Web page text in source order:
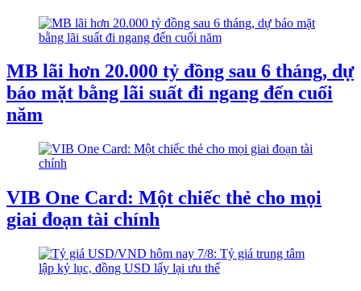
MB lãi hơn 20.000 tỷ đồng sau 6 tháng, dự
báo mặt bằng lãi suất đi ngang đến cuối
năm
VIB One Card: Một chiếc thẻ cho mọi
giai đoạn tài chính